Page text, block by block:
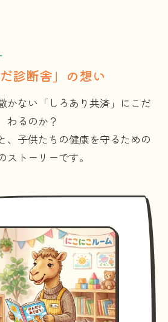
だ診断舎」の想い
かない「しろあり共済」にこだ
わるのか？
、子供たちの健康を守るための
ストーリーです。